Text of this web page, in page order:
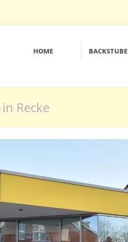
HOME BACKSTUBE
in Recke